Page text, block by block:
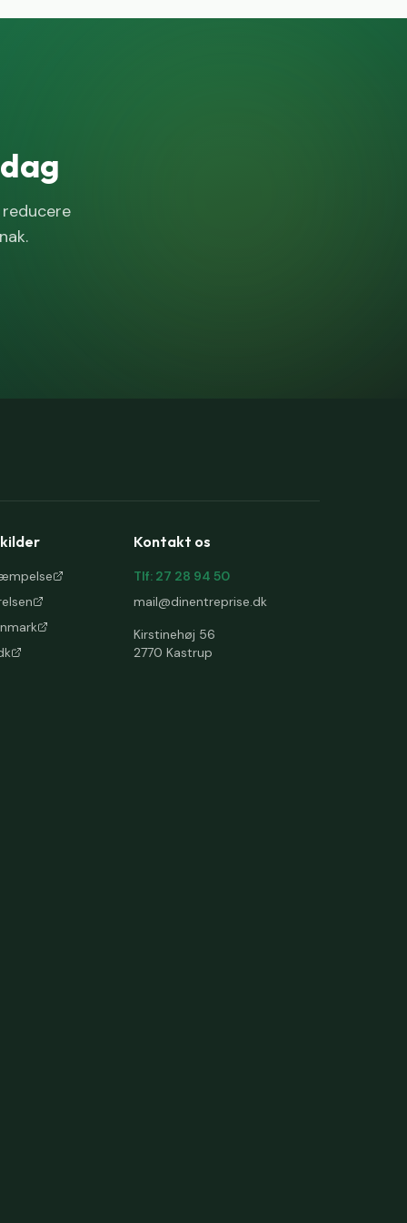
Kontakt os
Tlf: 27 28 94 50
mail@dinentreprise.dk
Kirstinehøj 56
2770 Kastrup